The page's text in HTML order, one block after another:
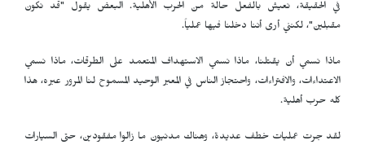
في الحقيقة، نعيش بالفعل حالة من الحرب الأهلية. البعض يقول "قد نكون
مقبلين"، لكنني أرى أننا دخلنا فيها عملياً.
ماذا نسمي أن يقتلنا، ماذا نسمي الاستهداف المتعمد على الطرقات، ماذا نسمي
الاعتداءات، والافتراءات، واحتجاز الناس في المعبر الوحيد المسموح لنا المرور عبره، هذا
كله حرب أهلية.
لقد جرت عمليات خطف عديدة، وهناك مدنيون ما زالوا مفقودين، حتى السيارات